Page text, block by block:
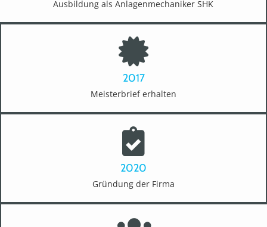
Ausbildung als Anlagenmechaniker SHK
2017
Meisterbrief erhalten
2020
Gründung der Firma